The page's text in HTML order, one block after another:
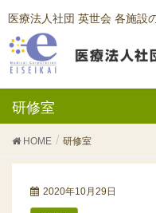
医療法人社団 英世会 各施設
研修室
HOME 研修室
2020年10月29日